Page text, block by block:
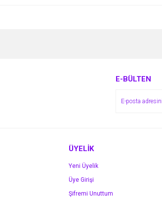
E-BÜLTEN
ÜYELİK
Yeni Üyelik
Üye Girişi
Şifremi Unuttum